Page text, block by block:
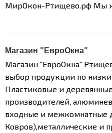
МирОкон-Ртищево.рф Мы
Магазин "ЕвроОкна"
Магазин "ЕвроОкна"
выбор продукции по
Пластиковые и
производителей,
входные и межкомнатные
Ковров),металлические и